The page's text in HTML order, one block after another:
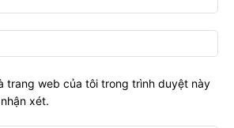
trang web của tôi trong trình duyệt này
xét.